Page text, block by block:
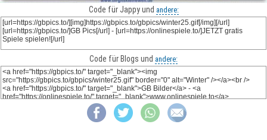
Code für Jappy und andere:
Code für Blogs und andere: